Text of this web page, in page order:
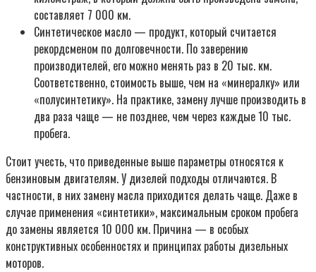
составляет 7 000 км.
Синтетическое масло — продукт, который считается
рекордсменом по долговечности. По заверению
производителей, его можно менять раз в 20 тыс. км.
Соответственно, стоимость выше, чем на «минералку» или
«полусинтетику». На практике, замену лучше производить в
два раза чаще — не позднее, чем через каждые 10 тыс.
пробега.
Стоит учесть, что приведенные выше параметры относятся к
бензиновым двигателям. У дизелей подходы отличаются. В
частности, в них замену масла приходится делать чаще. Даже в
случае применения «синтетики», максимальным сроком пробега
до замены является 10 000 км. Причина — в особых
конструктивных особенностях и принципах работы дизельных
моторов.